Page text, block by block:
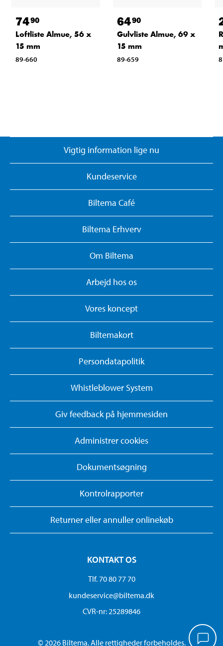
7490
Loftliste Almue, 56 x
15 mm
89-660
6490
Gulvliste Almue, 69 x
15 mm
89-659
Vigtig information lige nu
Kundeservice
Biltema Café
Biltema Erhverv
Om Biltema
Arbejd hos os
Vores koncept
Biltemakort
Persondatapolitik
Whistleblower System
Giv feedback på hjemmesiden
Administrer cookies
Dokumentsøgning
Kontrolrapporter
Returner eller annuller onlinekøb
KONTAKT OS
Tlf. 70 80 77 70
kundeservice@biltema.dk
CVR-nr: 25289846
© 2026 Biltema. Alle rettigheder forbeholdes.